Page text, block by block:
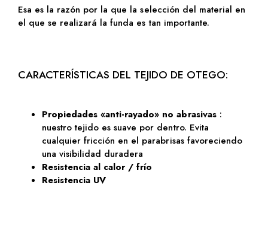
Esa es la razón por la que la selección del material en
el que se realizará la funda es tan importante.
CARACTERÍSTICAS DEL TEJIDO DE OTEGO:
Propiedades «anti-rayado» no abrasivas:
nuestro tejido es suave por dentro. Evita
cualquier fricción en el parabrisas favoreciendo
una visibilidad duradera
Resistencia al calor / frío
Resistencia UV